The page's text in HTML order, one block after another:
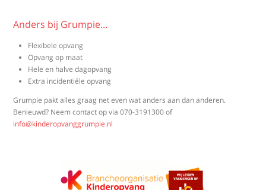
Anders bij Grumpie...
Flexibele opvang
Opvang op maat
Hele en halve dagopvang
Extra incidentiële opvang
Grumpie pakt alles graag net even wat anders aan dan anderen.
Benieuwd? Neem contact op via070-3191300of
info@kinderopvanggrumpie.nl